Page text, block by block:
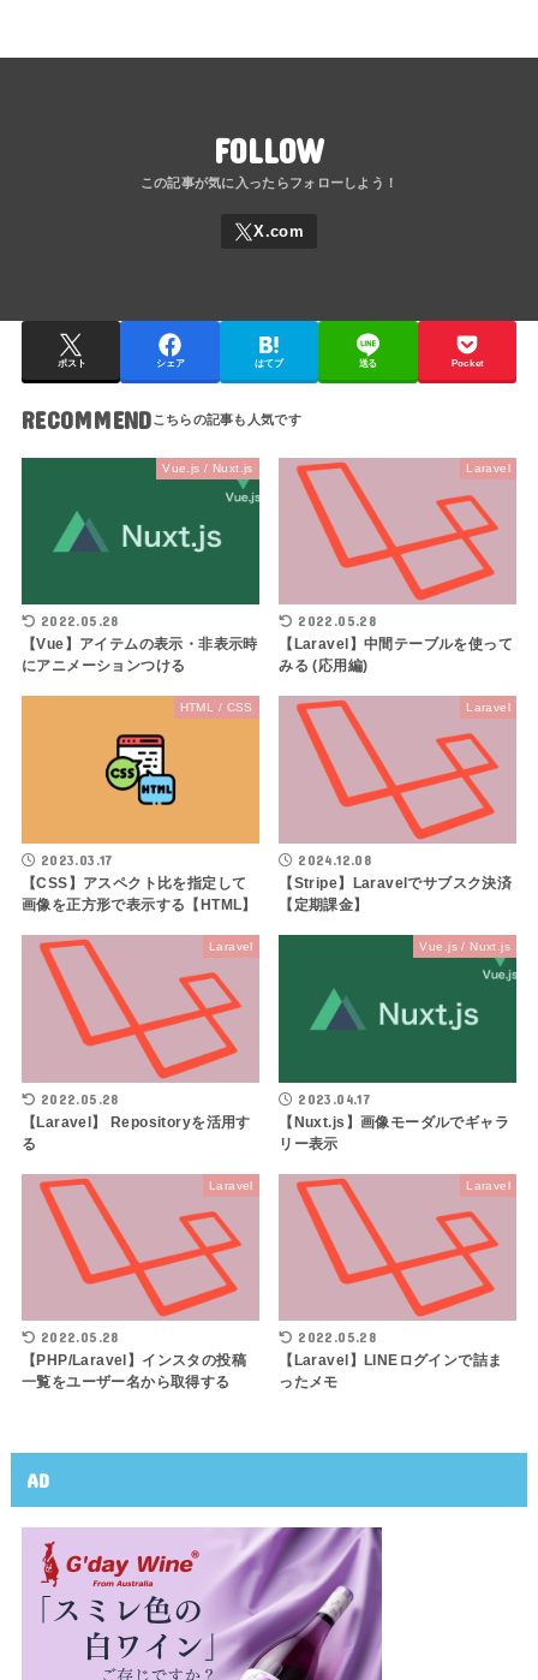
FOLLOW
ポスト シェア はてブ 送る Pocket
RECOMMEND
Vue.js / Nuxt.js
2022.05.28
【Vue】アイテムの表示・非表示時
にアニメーションつける
Laravel
2022.05.28
【Laravel】中間テーブルを使って
みる (応用編)
HTML / CSS
2023.03.17
【CSS】アスペクト比を指定して
画像を正方形で表示する【HTML】
Laravel
2024.12.08
【Stripe】Laravelでサブスク決済
【定期課金】
Laravel
2022.05.28
【Laravel】 Repositoryを活用す
る
Vue.js / Nuxt.js
2023.04.17
【Nuxt.js】画像モーダルでギャラ
リー表示
Laravel
2022.05.28
【PHP/Laravel】インスタの投稿
一覧をユーザー名から取得する
Laravel
2022.05.28
【Laravel】LINEログインで詰ま
ったメモ
AD